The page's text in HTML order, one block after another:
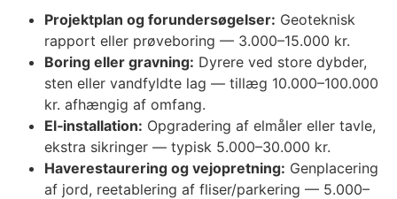
Projektplan og forundersøgelser: Geoteknisk
rapport eller prøveboring — 3.000–15.000 kr.
Boring eller gravning: Dyrere ved store dybder,
sten eller vandfyldte lag — tillæg 10.000–100.000
kr. afhængig af omfang.
El‑installation: Opgradering af elmåler eller tavle,
ekstra sikringer — typisk 5.000–30.000 kr.
Haverestaurering og vejopretning: Genplacering
af jord, reetablering af fliser/parkering — 5.000–